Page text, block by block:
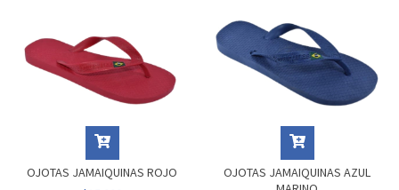
OJOTAS JAMAIQUINAS ROJO
OJOTAS JAMAIQUINAS AZUL